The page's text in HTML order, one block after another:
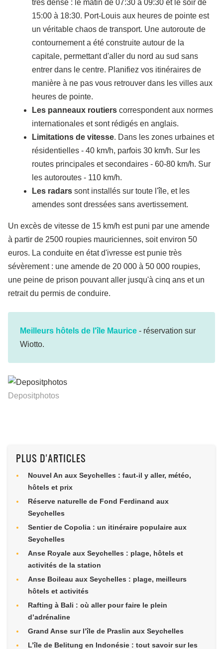
très dense : le matin de 07:30 à 09:30 et le soir de
15:00 à 18:30. Port-Louis aux heures de pointe est
un véritable chaos de transport. Une autoroute de
contournement a été construite autour de la
capitale, permettant d'aller du nord au sud sans
entrer dans le centre. Planifiez vos itinéraires de
manière à ne pas vous retrouver dans les villes aux
heures de pointe.
Les panneaux routiers correspondent aux normes
internationales et sont rédigés en anglais.
Limitations de vitesse. Dans les zones urbaines et
résidentielles - 40 km/h, parfois 30 km/h. Sur les
routes principales et secondaires - 60-80 km/h. Sur
les autoroutes - 110 km/h.
Les radars sont installés sur toute l'île, et les
amendes sont dressées sans avertissement.
Un excès de vitesse de 15 km/h est puni par une amende
à partir de 2500 roupies mauriciennes, soit environ 50
euros. La conduite en état d'ivresse est punie très
sévèrement : une amende de 20 000 à 50 000 roupies,
une peine de prison pouvant aller jusqu'à cinq ans et un
retrait du permis de conduire.
Meilleurs hôtels de l'île Maurice - réservation sur
Wiotto.
Depositphotos
PLUS D'ARTICLES
Nouvel An aux Seychelles : faut-il y aller, météo,
hôtels et prix
Réserve naturelle de Fond Ferdinand aux
Seychelles
Sentier de Copolia : un itinéraire populaire aux
Seychelles
Anse Royale aux Seychelles : plage, hôtels et
activités de la station
Anse Boileau aux Seychelles : plage, meilleurs
hôtels et activités
Rafting à Bali : où aller pour faire le plein
d’adrénaline
Grand Anse sur l’île de Praslin aux Seychelles
L’île de Belitung en Indonésie : tout savoir sur les